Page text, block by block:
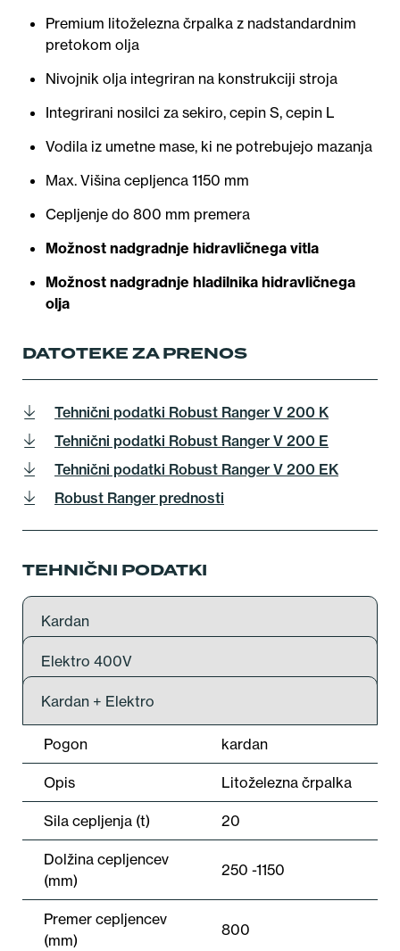
Premium litoželezna črpalka z nadstandardnim
pretokom olja
Nivojnik olja integriran na konstrukciji stroja
Integrirani nosilci za sekiro, cepin S, cepin L
Vodila iz umetne mase, ki ne potrebujejo mazanja
Max. Višina cepljenca 1150 mm
Cepljenje do 800 mm premera
Možnost nadgradnje hidravličnega vitla
Možnost nadgradnje hladilnika hidravličnega
olja
DATOTEKE ZA PRENOS
Tehnični podatki Robust Ranger V 200 K
Tehnični podatki Robust Ranger V 200 E
Tehnični podatki Robust Ranger V 200 EK
Robust Ranger prednosti
TEHNIČNI PODATKI
Kardan
Elektro 400V
Kardan + Elektro
Pogon kardan
Opis Litoželezna črpalka
Sila cepljenja (t) 20
Dolžina cepljencev
(mm)
250 -1150
Premer cepljencev
(mm)
800